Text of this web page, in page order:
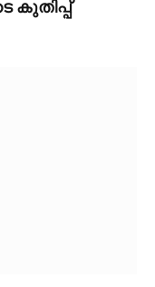
കുതിപ്പ്